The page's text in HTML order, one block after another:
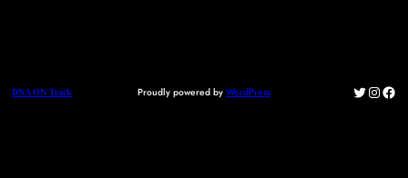
DNA ON Track Proudly powered by WordPress Twitter